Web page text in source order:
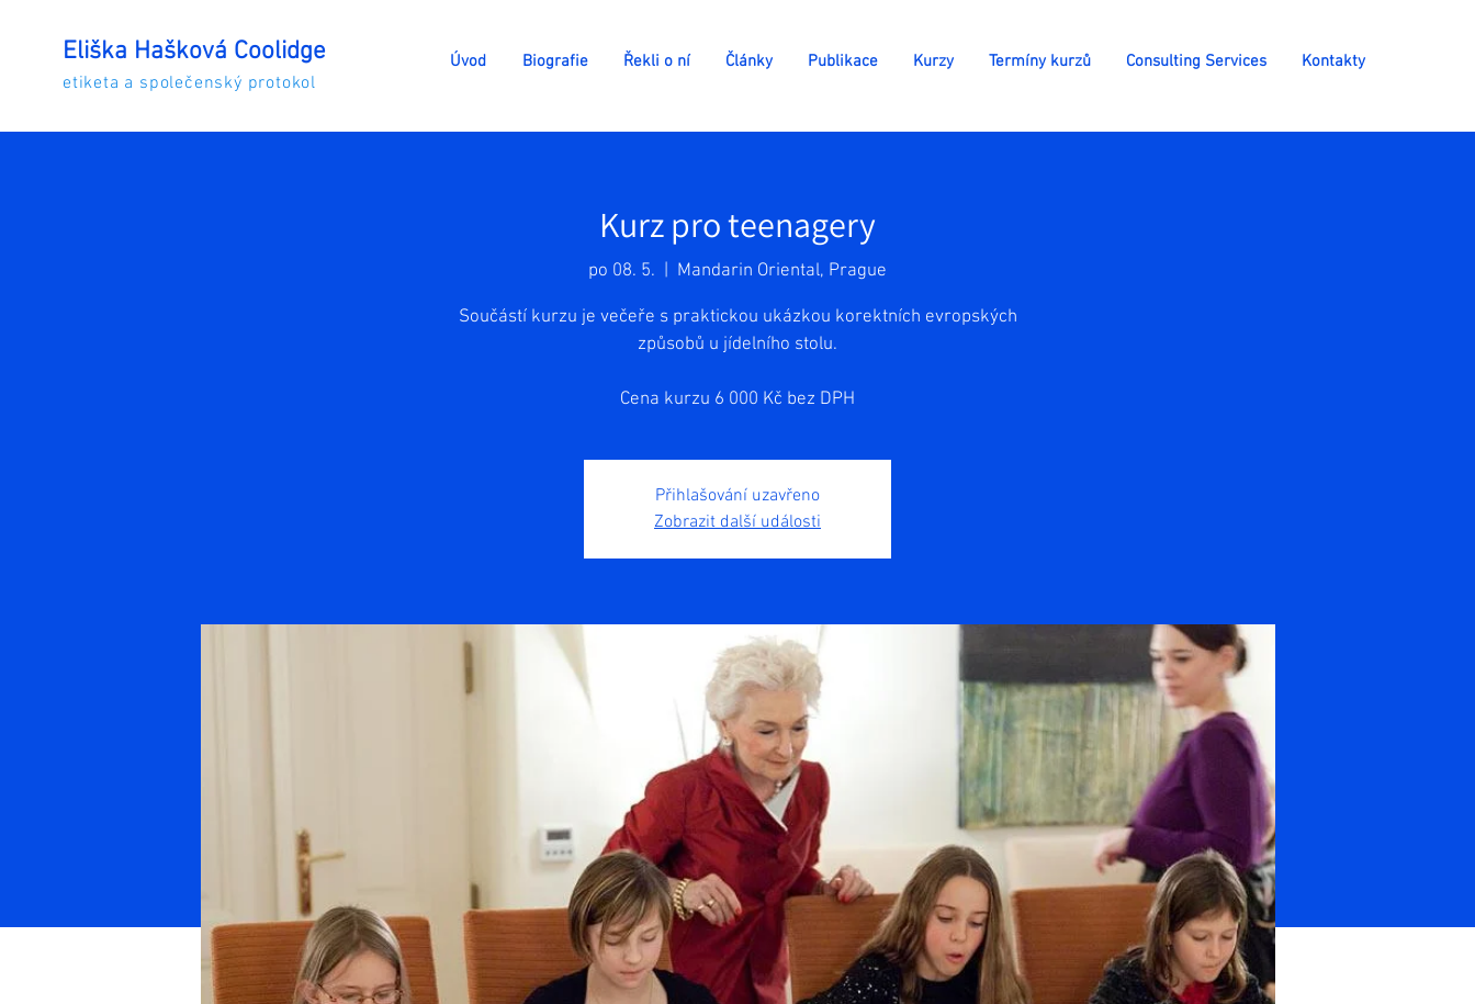
Eliška Hašková Coolidge
etiketa a společenský protokol
Úvod Biografie Řekli o ní Články Publikace Kurzy Termíny kurzů Consulting Services Kontakty
Kurz pro teenagery
po 08. 5. Mandarin Oriental, Prague
Součástí kurzu je večeře s praktickou ukázkou korektních evropských
způsobů u jídelního stolu.
Cena kurzu 6 000 Kč bez DPH
Přihlašování uzavřeno
Zobrazit další události